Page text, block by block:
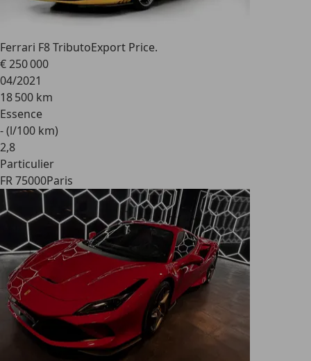
Ferrari F8 TributoExport Price.
€ 250 000
04/2021
18 500 km
Essence
- (l/100 km)
2,8
Particulier
FR 75000Paris